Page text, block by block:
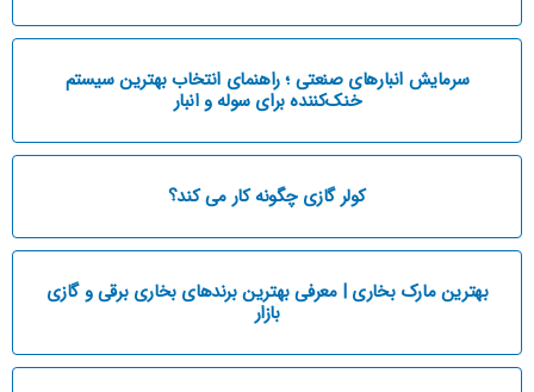
سرمایش انبارهای صنعتی ؛ راهنمای انتخاب بهترین سیستم
خنک‌کننده برای سوله و انبار
کولر گازی چگونه کار می کند؟
بهترین مارک بخاری | معرفی بهترین برندهای بخاری برقی و گازی
بازار